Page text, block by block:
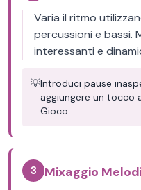
Varia il ritmo
percussioni e bassi.
interessanti e
💡Introduci pause
aggiungere un tocco
Gioco.
3 Mixaggio